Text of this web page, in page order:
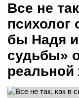
Все не
психолог
бы Надя
судьбы»
реальной